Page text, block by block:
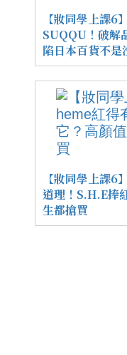
【妝同學上課
SUQQU！破解
陷日本百貨不是
【妝同學上課
道理！S.H.E捧
生都搶買